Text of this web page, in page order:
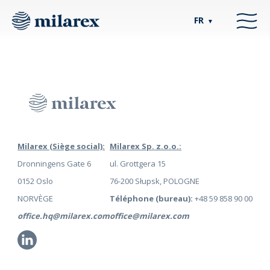
FR ▼
Milarex (Siège social):
Dronningens Gate 6
0152 Oslo
NORVÈGE
office.hq@milarex.com
Li
Milarex Sp. z.o.o.:
ul. Grottgera 15
76-200 Słupsk, POLOGNE
Téléphone (bureau): +48 59 858 90 00
office@milarex.com